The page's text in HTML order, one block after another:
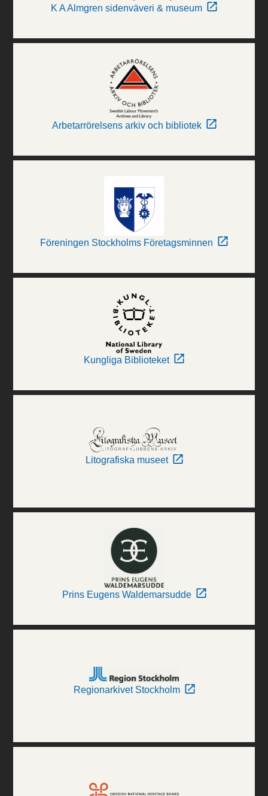
K A Almgren sidenväveri & museum
Arbetarrörelsens arkiv och bibliotek
Föreningen Stockholms Företagsminnen
Kungliga Biblioteket
Litografiska museet
Prins Eugens Waldemarsudde
Regionarkivet Stockholm